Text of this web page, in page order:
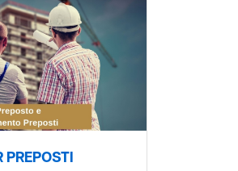
PREPOSTI